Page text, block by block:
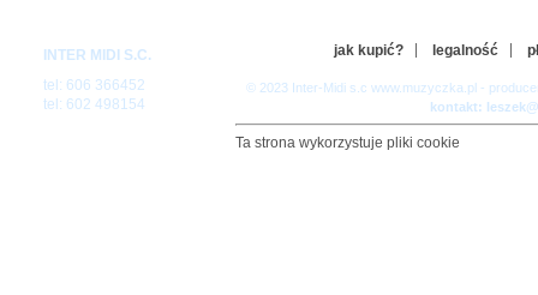
INTER MIDI S.C.
tel: 606 366452
tel: 602 498154
jak kupić? legalność
© 2023 Inter-Midi s.c www.muzyczka.pl -
kontakt:
Ta strona wykorzystuje pliki cookie